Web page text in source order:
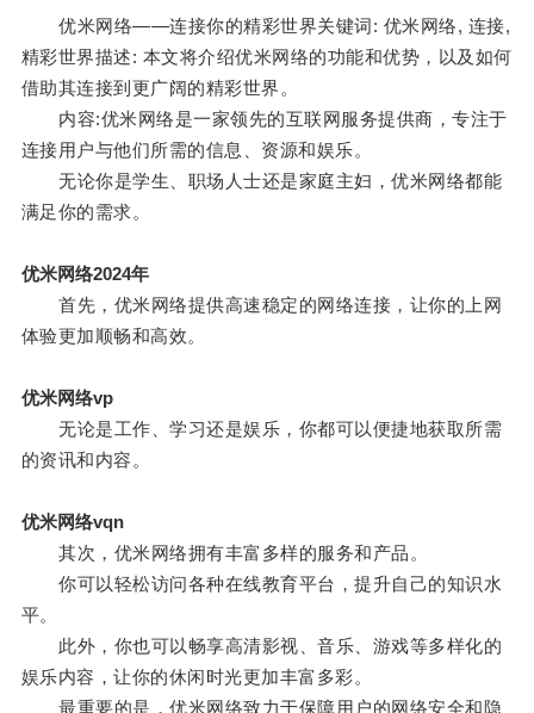
优米网络——连接你的精彩世界关键词: 优米网络, 连接,
精彩世界描述: 本文将介绍优米网络的功能和优势，以及如何
借助其连接到更广阔的精彩世界。
内容:优米网络是一家领先的互联网服务提供商，专注于
连接用户与他们所需的信息、资源和娱乐。
无论你是学生、职场人士还是家庭主妇，优米网络都能
满足你的需求。
优米网络2024年
首先，优米网络提供高速稳定的网络连接，让你的上网
体验更加顺畅和高效。
优米网络vp
无论是工作、学习还是娱乐，你都可以便捷地获取所需
的资讯和内容。
优米网络vqn
其次，优米网络拥有丰富多样的服务和产品。
你可以轻松访问各种在线教育平台，提升自己的知识水
平。
此外，你也可以畅享高清影视、音乐、游戏等多样化的
娱乐内容，让你的休闲时光更加丰富多彩。
最重要的是，优米网络致力于保障用户的网络安全和隐